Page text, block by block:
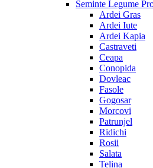
Seminte Legume
Ardei Gras
Ardei Iute
Ardei Kapia
Castraveti
Ceapa
Conopida
Dovleac
Fasole
Gogosar
Morcovi
Patrunjel
Ridichi
Rosii
Salata
Telina